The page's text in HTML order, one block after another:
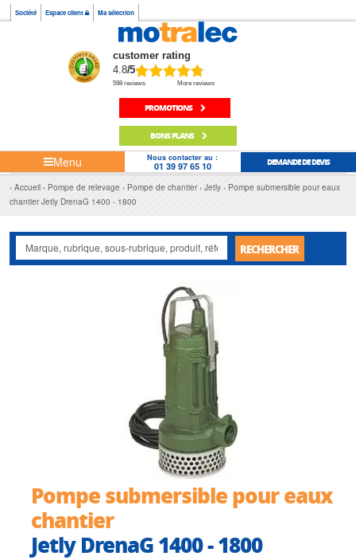
Société Espace client Ma sélection
customer rating
4.8/5
598 reviews More reviews
PROMOTIONS
BONS PLANS
Menu Nous contacter au :
01 39 97 65 10 DEMANDE DE DEVIS
Accueil Pompe de relevage Pompe de chantier Jetly
Pompe submersible pour eaux
chantier Jetly DrenaG 1400 - 1800
RECHERCHER
Pompe submersible pour eaux
chantier
Jetly DrenaG 1400 - 1800